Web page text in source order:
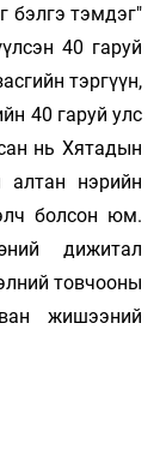
бэлгэ тэмдэг"
40 гаруй
тэргүүн,
40 гаруй улс
нь Хятадын
алтан нэрийн
болсон юм.
дижитал
товчооны
жишээний